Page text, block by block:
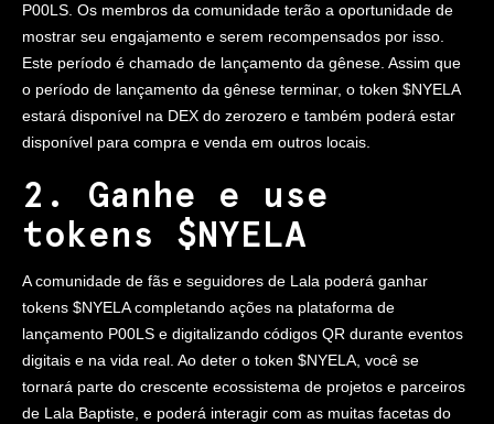
P00LS. Os membros da comunidade terão a oportunidade de
mostrar seu engajamento e serem recompensados por isso.
Este período é chamado de lançamento da gênese. Assim que
o período de lançamento da gênese terminar, o token $NYELA
estará disponível na DEX do zerozero e também poderá estar
disponível para compra e venda em outros locais.
2. Ganhe e use
tokens $NYELA
A comunidade de fãs e seguidores de Lala poderá ganhar
tokens $NYELA completando ações na plataforma de
lançamento P00LS e digitalizando códigos QR durante eventos
digitais e na vida real. Ao deter o token $NYELA, você se
tornará parte do crescente ecossistema de projetos e parceiros
de Lala Baptiste, e poderá interagir com as muitas facetas do